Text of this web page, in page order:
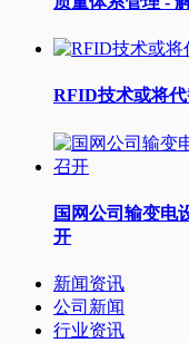
RFID技术或将
国网公司输变电
开
新闻资讯
公司新闻
行业资讯